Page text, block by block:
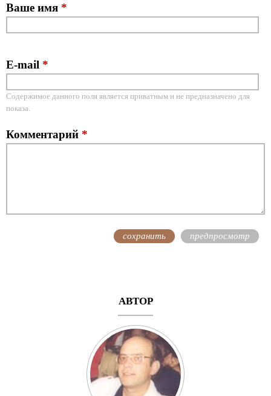
Ваше имя *
E-mail *
Содержимое данного поля является приватным и не предназначено для
показа.
Комментарий *
АВТОР